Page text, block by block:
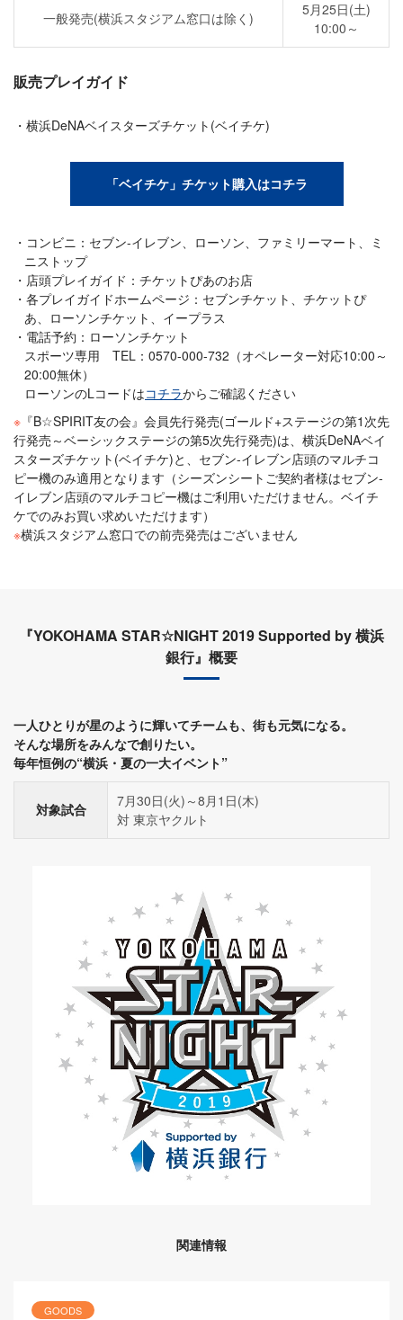
一般発売(横浜スタジアム窓口は除く)
5月25日(土)
10:00～
販売プレイガイド
横浜DeNAベイスターズチケット(ベイチケ)
「ベイチケ」チケット購入はコチラ
コンビニ：セブン-イレブン、ローソン、ファミリーマート、ミ
ニストップ
店頭プレイガイド：チケットぴあのお店
各プレイガイドホームページ：セブンチケット、チケットぴ
あ、ローソンチケット、イープラス
電話予約：ローソンチケット
スポーツ専用 TEL：0570-000-732（オペレーター対応10:00～
20:00無休）
ローソンのLコードはコチラからご確認ください
※ 『B☆SPIRIT友の会』会員先行発売(ゴールド+ステージの第1次先
行発売～ベーシックステージの第5次先行発売)は、横浜DeNAベイ
スターズチケット(ベイチケ)と、セブン-イレブン店頭のマルチコ
ピー機のみ適用となります（シーズンシートご契約者様はセブン-
イレブン店頭のマルチコピー機はご利用いただけません。ベイチ
ケでのみお買い求めいただけます）
※横浜スタジアム窓口での前売発売はございません
『YOKOHAMA STAR☆NIGHT 2019 Supported by 横浜
銀行』概要
一人ひとりが星のように輝いてチームも、街も元気になる。
そんな場所をみんなで創りたい。
毎年恒例の“横浜・夏の一大イベント”
対象試合
7月30日(火)～8月1日(木)
対 東京ヤクルト
関連情報
GOODS